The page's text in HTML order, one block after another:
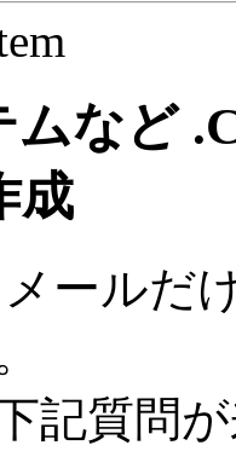
など
成
ールだ
記質問